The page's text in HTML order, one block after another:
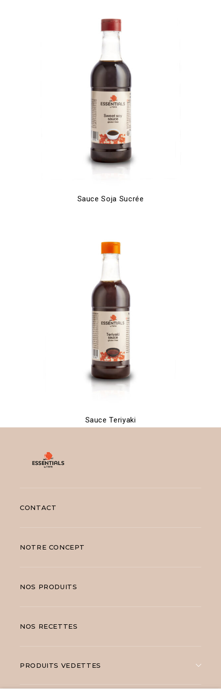
Sauce Soja Sucrée
Sauce Teriyaki
CONTACT
NOTRE CONCEPT
NOS PRODUITS
NOS RECETTES
PRODUITS VEDETTES